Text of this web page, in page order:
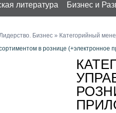
литература Бизнес и
Бизнес » Категорийный
в рознице (+электронное